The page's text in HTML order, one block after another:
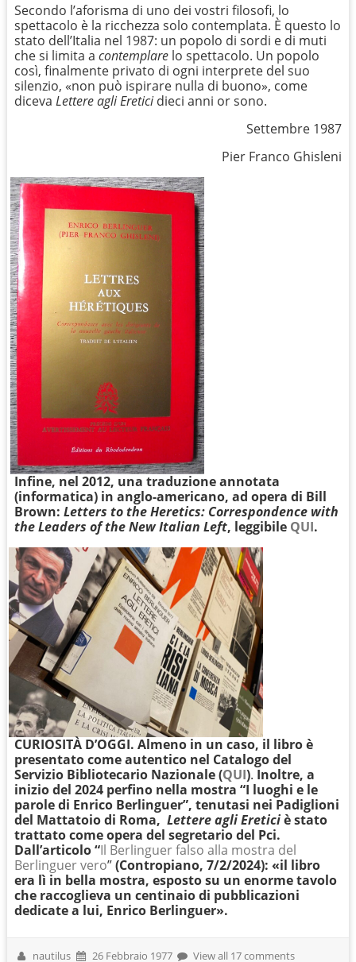
Secondo l’aforisma di uno dei vostri filosofi, lo
spettacolo è la ricchezza solo contemplata. È questo lo
stato dell’Italia nel 1987: un popolo di sordi e di muti
che si limita a contemplare lo spettacolo. Un popolo
così, finalmente privato di ogni interprete del suo
silenzio, «non può ispirare nulla di buono», come
diceva Lettere agli Ereticidieci anni or sono.
Settembre 1987
Pier Franco Ghisleni
Infine, nel 2012, una traduzione annotata
(informatica) in anglo-americano, ad opera di Bill
Brown: Letters to the Heretics: Correspondence with
the Leaders of the New Italian Left, leggibile QUI.
CURIOSITÀ D’OGGI. Almeno in un caso, il libro è
presentato come autentico nel Catalogo del
Servizio Bibliotecario Nazionale (QUI). Inoltre, a
inizio del 2024 perfino nella mostra “I luoghi e le
parole di Enrico Berlinguer”, tenutasi nei Padiglioni
del Mattatoio di Roma, Lettere agli Ereticiè stato
trattato come opera del segretario del Pci.
Dall’articolo “Il Berlinguer falso alla mostra del
Berlinguer vero”(Contropiano, 7/2/2024): «il libro
era lì in bella mostra, esposto su un enorme tavolo
che raccoglieva un centinaio di pubblicazioni
dedicate a lui, Enrico Berlinguer».
nautilus 26 Febbraio 1977 View all 17 comments